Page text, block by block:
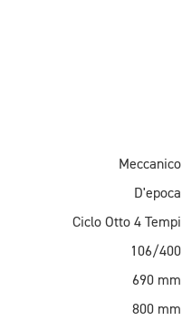
Meccanico
D'epoca
Ciclo Otto 4 Tempi
106/400
690 mm
800 mm